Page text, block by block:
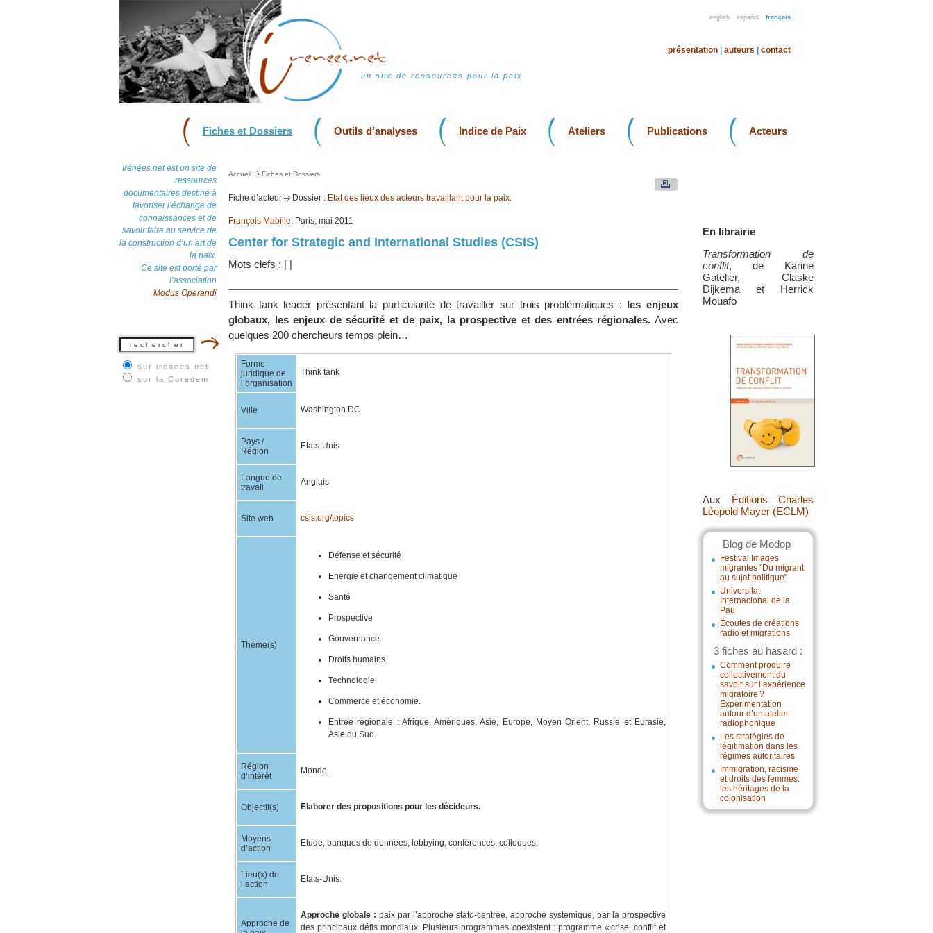
english español français
un site de ressources pour la paix
présentation auteurs contact
Fiches et Dossiers Outils d’analyses Indice de Paix Ateliers Publications Acteurs
Irénées.net est un site de
ressources
documentaires destiné à
favoriser l’échange de
connaissances et de
savoir faire au service de
la construction d’un art de
la paix.
Ce site est porté par
l’association
Modus Operandi
sur irenees.net
sur la Coredem
En librairie
Transformation de
conflit, de Karine
Gatelier, Claske
Dijkema et Herrick
Mouafo
Aux Éditions Charles
Léopold Mayer (ECLM)
Blog de Modop
Festival Images
migrantes "Du migrant
au sujet politique"
Universitat
Internacional de la
Pau
Écoutes de créations
radio et migrations
3 fiches au hasard :
Comment produire
collectivement du
savoir sur l’expérience
migratoire ?
Expérimentation
autour d’un atelier
radiophonique
Les stratégies de
légitimation dans les
régimes autoritaires
Immigration, racisme
et droits des femmes:
les héritages de la
colonisation
Accueil Fiches et Dossiers
Fiche d’acteur Dossier : Etat des lieux des acteurs travaillant pour la paix.
François Mabille, Paris, mai 2011
Center for Strategic and International Studies (CSIS)
Mots clefs : | |
Think tank leader présentant la particularité de travailler sur trois problématiques : les enjeux
globaux, les enjeux de sécurité et de paix, la prospective et des entrées régionales. Avec
quelques 200 chercheurs temps plein…
Forme
juridique de
l’organisation
Think tank
Ville Washington DC
Pays /
Région
Etats-Unis
Langue de
travail
Anglais
Site web csis.org/topics
Thème(s)
Défense et sécurité
Energie et changement climatique
Santé
Prospective
Gouvernance
Droits humains
Technologie
Commerce et économie.
Entrée régionale : Afrique, Amériques, Asie, Europe, Moyen Orient, Russie et Eurasie,
Asie du Sud.
Région
d’intérêt
Monde.
Objectif(s) Elaborer des propositions pour les décideurs.
Moyens
d’action
Etude, banques de données, lobbying, conférences, colloques.
Lieu(x) de
l’action
Etats-Unis.
Approche de
Approche globale : paix par l’approche stato-centrée, approche systémique, par la prospective
des principaux défis mondiaux. Plusieurs programmes coexistent : programme « crise, conflit et